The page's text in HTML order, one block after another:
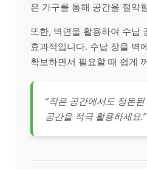
은 가구를 통해 공간을 절약
또한, 벽면을 활용하여 수납
효과적입니다. 수납 장을 벽
확보하면서 필요할 때 쉽게
“작은 공간에서도 정돈
공간을 적극 활용하세요.”